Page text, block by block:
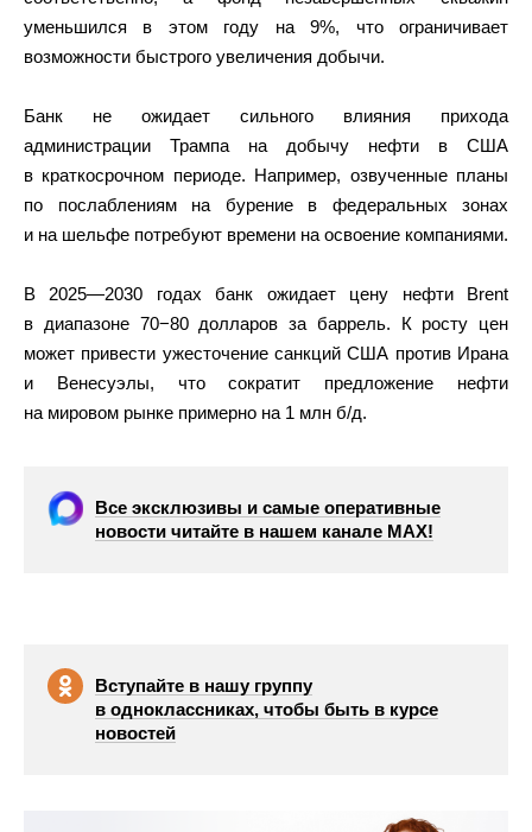
уменьшился в этом году на 9%, что ограничивает
возможности быстрого увеличения добычи.
Банк не ожидает сильного влияния прихода
администрации Трампа на добычу нефти в США
в краткосрочном периоде. Например, озвученные планы
по послаблениям на бурение в федеральных зонах
и на шельфе потребуют времени на освоение компаниями.
В 2025—2030 годах банк ожидает цену нефти Brent
в диапазоне 70−80 долларов за баррель. К росту цен
может привести ужесточение санкций США против Ирана
и Венесуэлы, что сократит предложение нефти
на мировом рынке примерно на 1 млн б/д.
Все эксклюзивы и самые оперативные
новости читайте в нашем канале МАХ!
Вступайте в нашу группу
в одноклассниках, чтобы быть в курсе
новостей